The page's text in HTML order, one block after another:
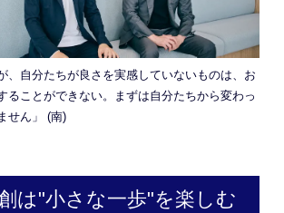
、自分たちが良さを実感していないものは、お
ることができない。まずは自分たちから変わっ
せん」 (南)
は"小さな一歩"を楽しむ